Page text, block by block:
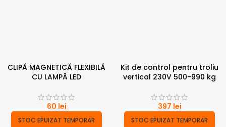
CLIPĂ MAGNETICĂ FLEXIBILĂ
CU LAMPĂ LED
60 lei
STOC EPUIZAT TEMPORAR
Kit de control pentru troliu
vertical 230V 500-990 kg
397 lei
STOC EPUIZAT TEMPORAR